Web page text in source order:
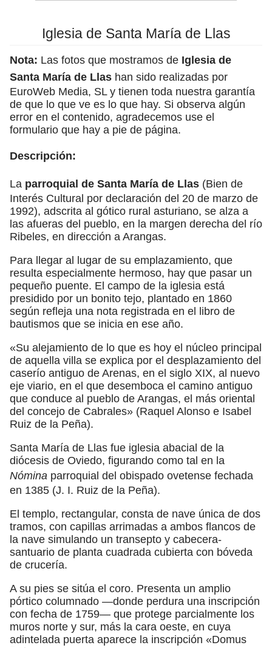
Iglesia de Santa María de Llas
Nota: Las fotos que mostramos de Iglesia de
Santa María de Llas han sido realizadas por
EuroWeb Media, SL y tienen toda nuestra garantía
de que lo que ve es lo que hay. Si observa algún
error en el contenido, agradecemos use el
formulario que hay a pie de página.
Descripción:
La parroquial de Santa María de Llas (Bien de
Interés Cultural por declaración del 20 de marzo de
1992), adscrita al gótico rural asturiano, se alza a
las afueras del pueblo, en la margen derecha del río
Ribeles, en dirección a Arangas.
Para llegar al lugar de su emplazamiento, que
resulta especialmente hermoso, hay que pasar un
pequeño puente. El campo de la iglesia está
presidido por un bonito tejo, plantado en 1860
según refleja una nota registrada en el libro de
bautismos que se inicia en ese año.
«Su alejamiento de lo que es hoy el núcleo principal
de aquella villa se explica por el desplazamiento del
caserío antiguo de Arenas, en el siglo XIX, al nuevo
eje viario, en el que desemboca el camino antiguo
que conduce al pueblo de Arangas, el más oriental
del concejo de Cabrales» (Raquel Alonso e Isabel
Ruiz de la Peña).
Santa María de Llas fue iglesia abacial de la
diócesis de Oviedo, figurando como tal en la
Nómina parroquial del obispado ovetense fechada
en 1385 (J. I. Ruiz de la Peña).
El templo, rectangular, consta de nave única de dos
tramos, con capillas arrimadas a ambos flancos de
la nave simulando un transepto y cabecera-
santuario de planta cuadrada cubierta con bóveda
de crucería.
A su pies se sitúa el coro. Presenta un amplio
pórtico columnado —donde perdura una inscripción
con fecha de 1759— que protege parcialmente los
muros norte y sur, más la cara oeste, en cuya
adintelada puerta aparece la inscripción «Domus